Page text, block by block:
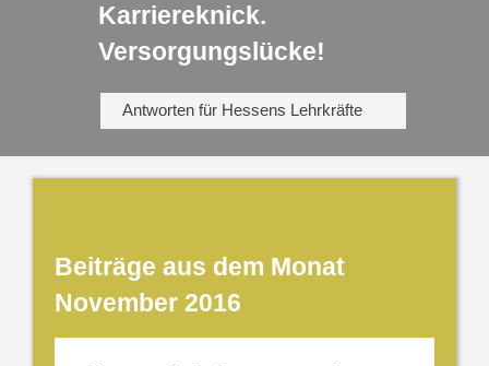
Karriereknick.
Versorgungslücke!
Antworten für Hessens Lehrkräfte
Beiträge aus dem Monat
November 2016